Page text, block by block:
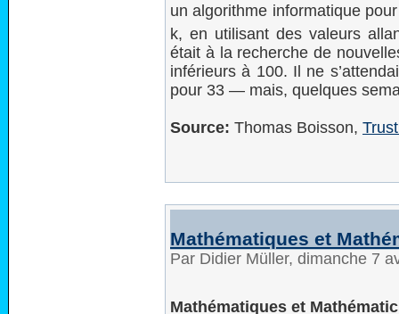
un algorithme informatique
k, en utilisant des valeurs
était à la recherche de
inférieurs à 100. Il ne
pour 33 — mais, quelques
Source: Thomas Boisson,
Mathématiques et
Par Didier Müller, dimanche 7
Mathématiques et